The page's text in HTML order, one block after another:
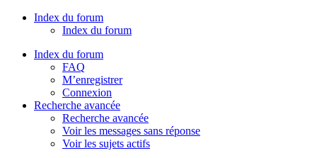
Index du forum
Index du forum
Index du forum
FAQ
M’enregistrer
Connexion
Recherche avancée
Recherche avancée
Voir les messages sans réponse
Voir les sujets actifs